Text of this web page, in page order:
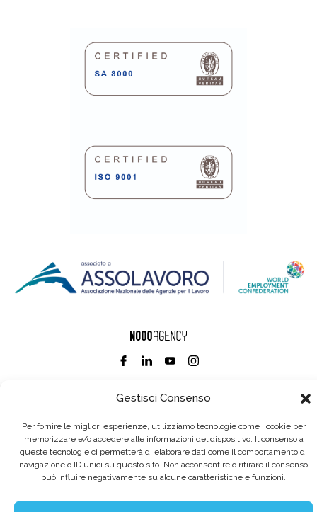
Gestisci Consenso
Per fornire le migliori esperienze, utilizziamo tecnologie come i cookie per
memorizzare e/o accedere alle informazioni del dispositivo. Il consenso a
queste tecnologie ci permetterà di elaborare dati come il comportamento di
navigazione o ID unici su questo sito. Non acconsentire o ritirare il consenso
può influire negativamente su alcune caratteristiche e funzioni.
Eurointerim S.p.A. Società Benefit / Agenzia per il Lavoro / Cap. Soc. deliberato e
Sede legale: Viale dell'Industria, 60 / 35129 Padova Tel. (+39) 049 89 34 994 / Fax (+39)
049 89 35 068 /
C.F. - P. IVA - Reg. Imp. di Padova n° 03304720281 REA nº302673 / Aut. Min. Lav. Prot.
n.1208 - SG del 16.12.2004
©2026 Eurointerim S.p.A. Tutti i diritti riservati
Obblighi informativi per le erogazioni pubbliche:
nel Registro nazionale degli aiuti di Stato